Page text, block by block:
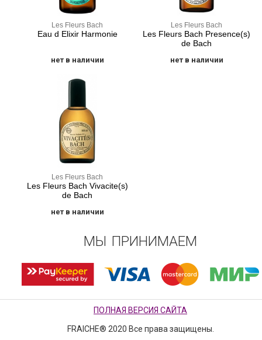
Les Fleurs Bach
Eau d Elixir Harmonie
нет в наличии
Les Fleurs Bach
Les Fleurs Bach Presence(s)
de Bach
нет в наличии
Les Fleurs Bach
Les Fleurs Bach Vivacite(s)
de Bach
нет в наличии
МЫ ПРИНИМАЕМ
ПОЛНАЯ ВЕРСИЯ САЙТА
FRAICHE® 2020 Все права защищены.